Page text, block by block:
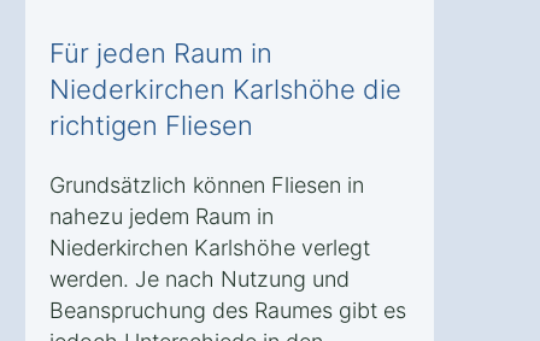
Für jeden Raum in
Niederkirchen Karlshöhe die
richtigen Fliesen
Grundsätzlich können Fliesen in
nahezu jedem Raum in
Niederkirchen Karlshöhe verlegt
werden. Je nach Nutzung und
Beanspruchung des Raumes gibt es